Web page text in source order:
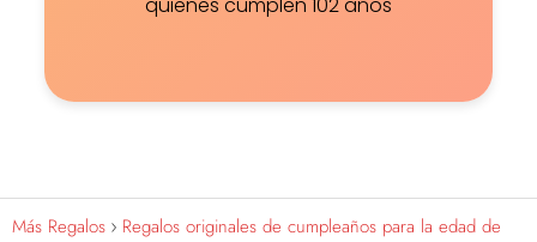
Más Regalos
Regalos originales de cumpleaños para la edad de